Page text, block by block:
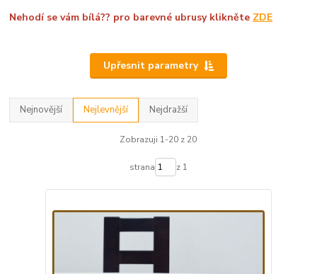
Nehodí se vám bílá?? pro barevné ubrusy klikněte ZDE
Upřesnit parametry
Nejnovější Nejlevnější Nejdražší
Zobrazuji 1-20 z 20
strana z 1